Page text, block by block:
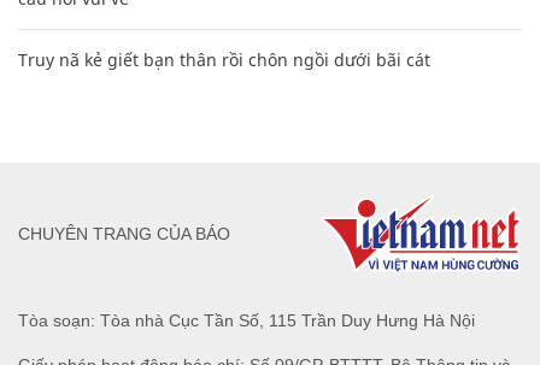
Truy nã kẻ giết bạn thân rồi chôn ngồi dưới bãi cát
Tòa soạn: Tòa nhà Cục Tần Số, 115 Trần Duy Hưng Hà Nội
CHUYÊN TRANG CỦA BÁO